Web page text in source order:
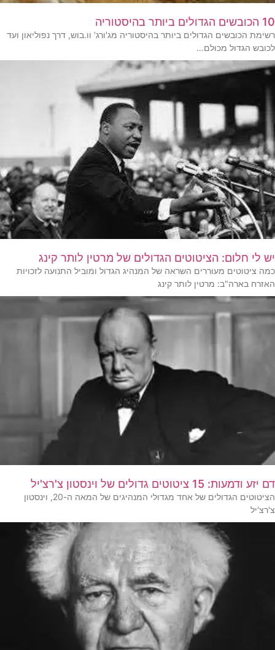
10 הכובשים הגדולים ביותר בהיסטוריה
רשימת הכובשים הגדולים ביותר בהיסטוריה מג'ורג' וו.בוש, דרך נפוליאון ועד
לכובש הגדול מכולם…
יש לי חלום: הציטוטים הגדולים של מרטין לותר קינג
כמה ציטוטים מעוררים השראה של המנהיג הגדול ומוביל התנועה לזכויות
האזרח בארה"ב: מרטין לותר קינג
דם יזע ודמעות: 15 ציטוטים גדולים של וינסטון צ'רצ'יל
הציטוטים הגדולים של אחד מגדולי המנהיגים של המאה ה-20, וינסטון
צ'רצ'יל